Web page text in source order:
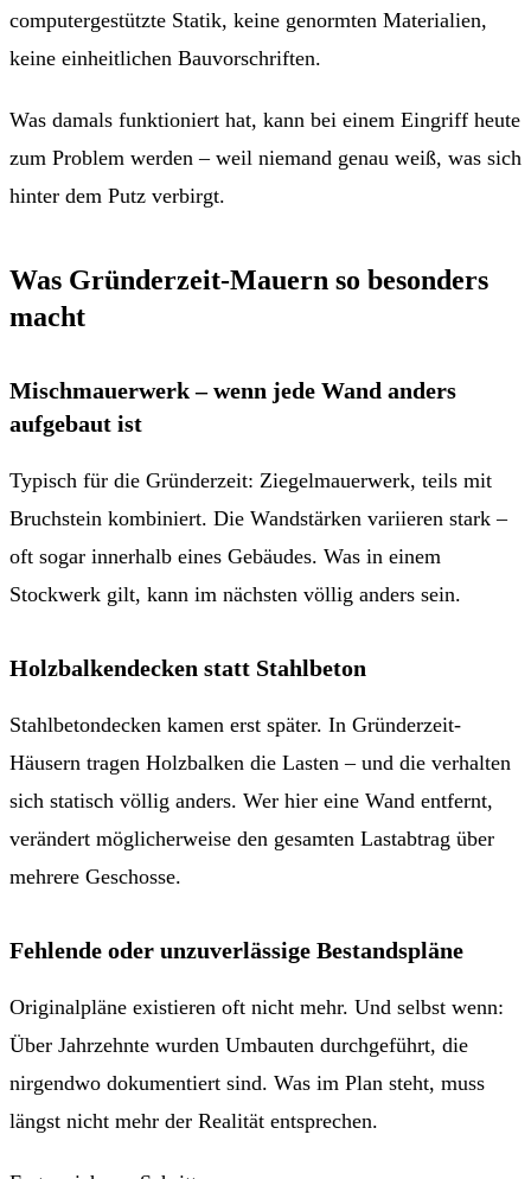
computergestützte Statik, keine genormten Materialien,
keine einheitlichen Bauvorschriften.
Was damals funktioniert hat, kann bei einem Eingriff heute
zum Problem werden – weil niemand genau weiß, was sich
hinter dem Putz verbirgt.
Was Gründerzeit-Mauern so besonders
macht
Mischmauerwerk – wenn jede Wand anders
aufgebaut ist
Typisch für die Gründerzeit: Ziegelmauerwerk, teils mit
Bruchstein kombiniert. Die Wandstärken variieren stark –
oft sogar innerhalb eines Gebäudes. Was in einem
Stockwerk gilt, kann im nächsten völlig anders sein.
Holzbalkendecken statt Stahlbeton
Stahlbetondecken kamen erst später. In Gründerzeit-
Häusern tragen Holzbalken die Lasten – und die verhalten
sich statisch völlig anders. Wer hier eine Wand entfernt,
verändert möglicherweise den gesamten Lastabtrag über
mehrere Geschosse.
Fehlende oder unzuverlässige Bestandspläne
Originalpläne existieren oft nicht mehr. Und selbst wenn:
Über Jahrzehnte wurden Umbauten durchgeführt, die
nirgendwo dokumentiert sind. Was im Plan steht, muss
längst nicht mehr der Realität entsprechen.